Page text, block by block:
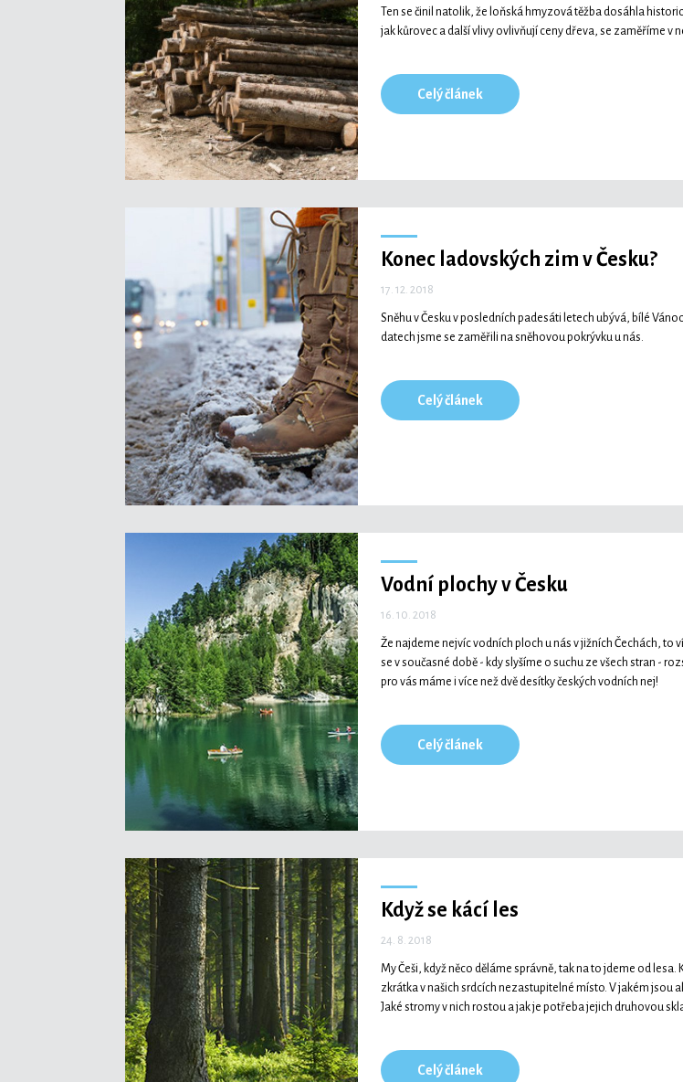
Ten se činil natolik, že loňská hmyzová těžba dosáhla
jak kůrovec a další vlivy ovlivňují ceny dřeva, se zaměříme v
Celý článek
Konec ladovských zim v Česku?
17. 12. 2018
Sněhu v Česku v posledních padesáti letech ubývá, bílé
datech jsme se zaměřili na sněhovou pokrývku u nás.
Celý článek
Vodní plochy v Česku
16. 10. 2018
Že najdeme nejvíc vodních ploch u nás v jižních Čechách, to
se v současné době - kdy slyšíme o suchu ze všech stran -
pro vás máme i více než dvě desítky českých vodních nej!
Celý článek
Když se kácí les
24. 8. 2018
My Češi, když něco děláme správně, tak na to jdeme od
zkrátka v našich srdcích nezastupitelné místo. V jakém jsou
Jaké stromy v nich rostou a jak je potřeba jejich druhovou
Celý článek